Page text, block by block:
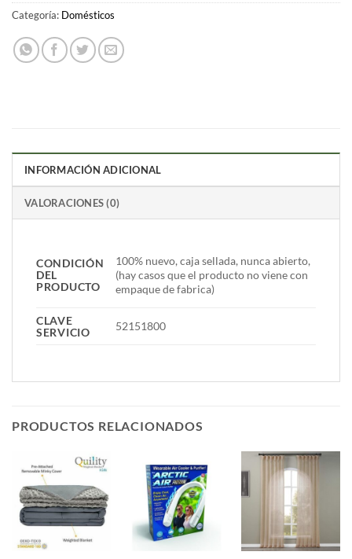
Categoría: Domésticos
INFORMACIÓN ADICIONAL
VALORACIONES (0)
CONDICIÓN
DEL
PRODUCTO
100% nuevo, caja sellada, nunca abierto,
(hay casos que el producto no viene con
empaque de fabrica)
CLAVE
SERVICIO
52151800
PRODUCTOS RELACIONADOS